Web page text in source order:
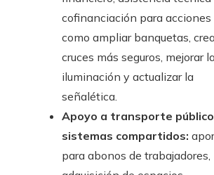
cofinanciación para acciones
como ampliar banquetas,
cruces más seguros, mejorar
iluminación y actualizar la
señalética.
Apoyo a transporte
sistemas compartidos:
para abonos de trabajadores,